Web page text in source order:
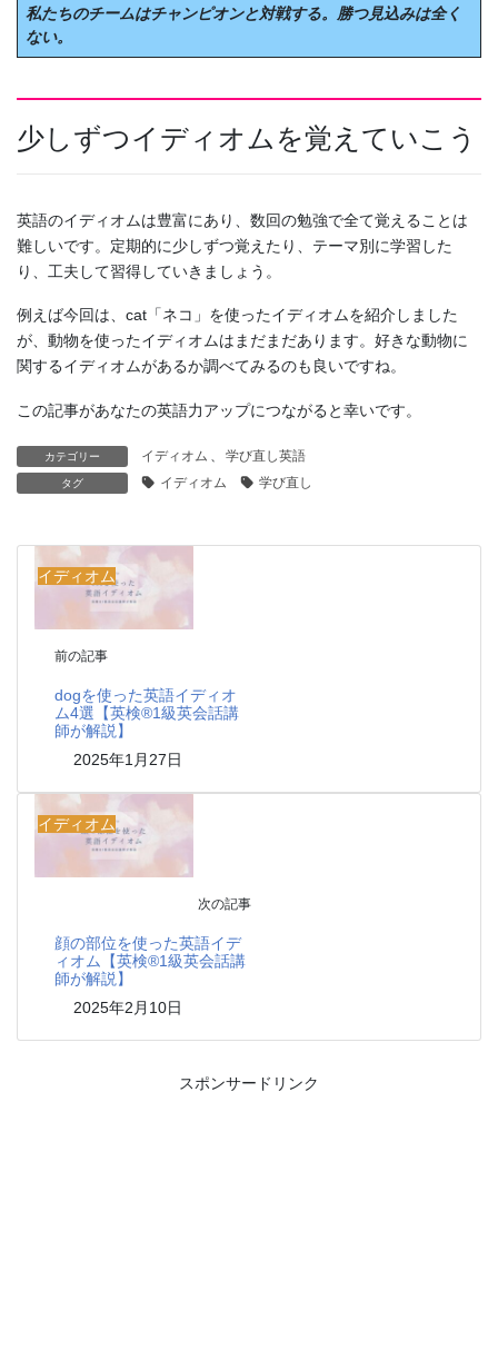
私たちのチームはチャンピオンと対戦する。勝つ見込みは全く
ない。
少しずつイディオムを覚えていこう
英語のイディオムは豊富にあり、数回の勉強で全て覚えることは
難しいです。定期的に少しずつ覚えたり、テーマ別に学習した
り、工夫して習得していきましょう。
例えば今回は、cat「ネコ」を使ったイディオムを紹介しました
が、動物を使ったイディオムはまだまだあります。好きな動物に
関するイディオムがあるか調べてみるのも良いですね。
この記事があなたの英語力アップにつながると幸いです。
カテゴリー イディオム 、 学び直し英語
タグ イディオム 学び直し
イディオム
前の記事
dogを使った英語イディオ
ム4選【英検®1級英会話講
師が解説】
2025年1月27日
イディオム
次の記事
顔の部位を使った英語イデ
ィオム【英検®1級英会話講
師が解説】
2025年2月10日
スポンサードリンク